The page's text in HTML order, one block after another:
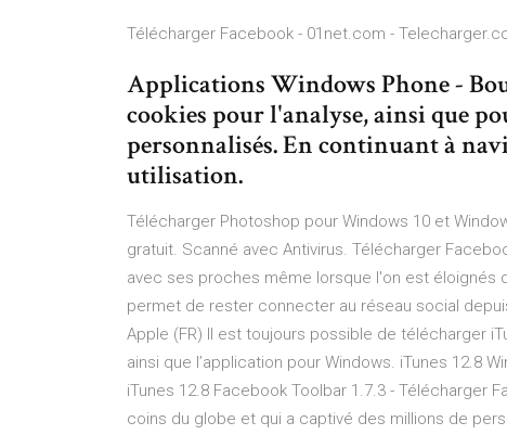
Télécharger Facebook - 01net.com -
Applications Windows Phone -
cookies pour l'analyse, ainsi que
personnalisés. En continuant à
utilisation.
Télécharger Photoshop pour Windows 10 et
gratuit. Scanné avec Antivirus. Télécharger
avec ses proches même lorsque l'on est éloignés
permet de rester connecter au réseau social
Apple (FR) Il est toujours possible de télécharger
ainsi que l’application pour Windows. iTunes 12.8
iTunes 12.8 Facebook Toolbar 1.7.3 - Télécharger
coins du globe et qui a captivé des millions de